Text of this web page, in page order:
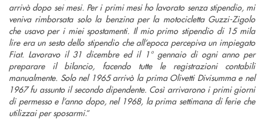
arrivò dopo sei mesi. Per i primi mesi ho lavorato senza stipendio, mi
veniva rimborsata solo la benzina per la motocicletta Guzzi-Zigolo
che usavo per i miei spostamenti. Il mio primo stipendio di 15 mila
lire era un sesto dello stipendio che all’epoca percepiva un impiegato
Fiat. Lavoravo il 31 dicembre ed il 1° gennaio di ogni anno per
preparare il bilancio, facendo tutte le registrazioni contabili
manualmente. Solo nel 1965 arrivò la prima Olivetti Divisumma e nel
1967 fu assunto il secondo dipendente. Così arrivarono i primi giorni
di permesso e l’anno dopo, nel 1968, la prima settimana di ferie che
utilizzai per sposarmi.”